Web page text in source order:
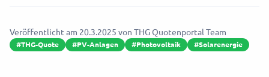
Veröffentlicht am 20.3.2025 von THG Quotenportal Team
#THG-Quote #PV-Anlagen #Photovoltaik #Solarenergie